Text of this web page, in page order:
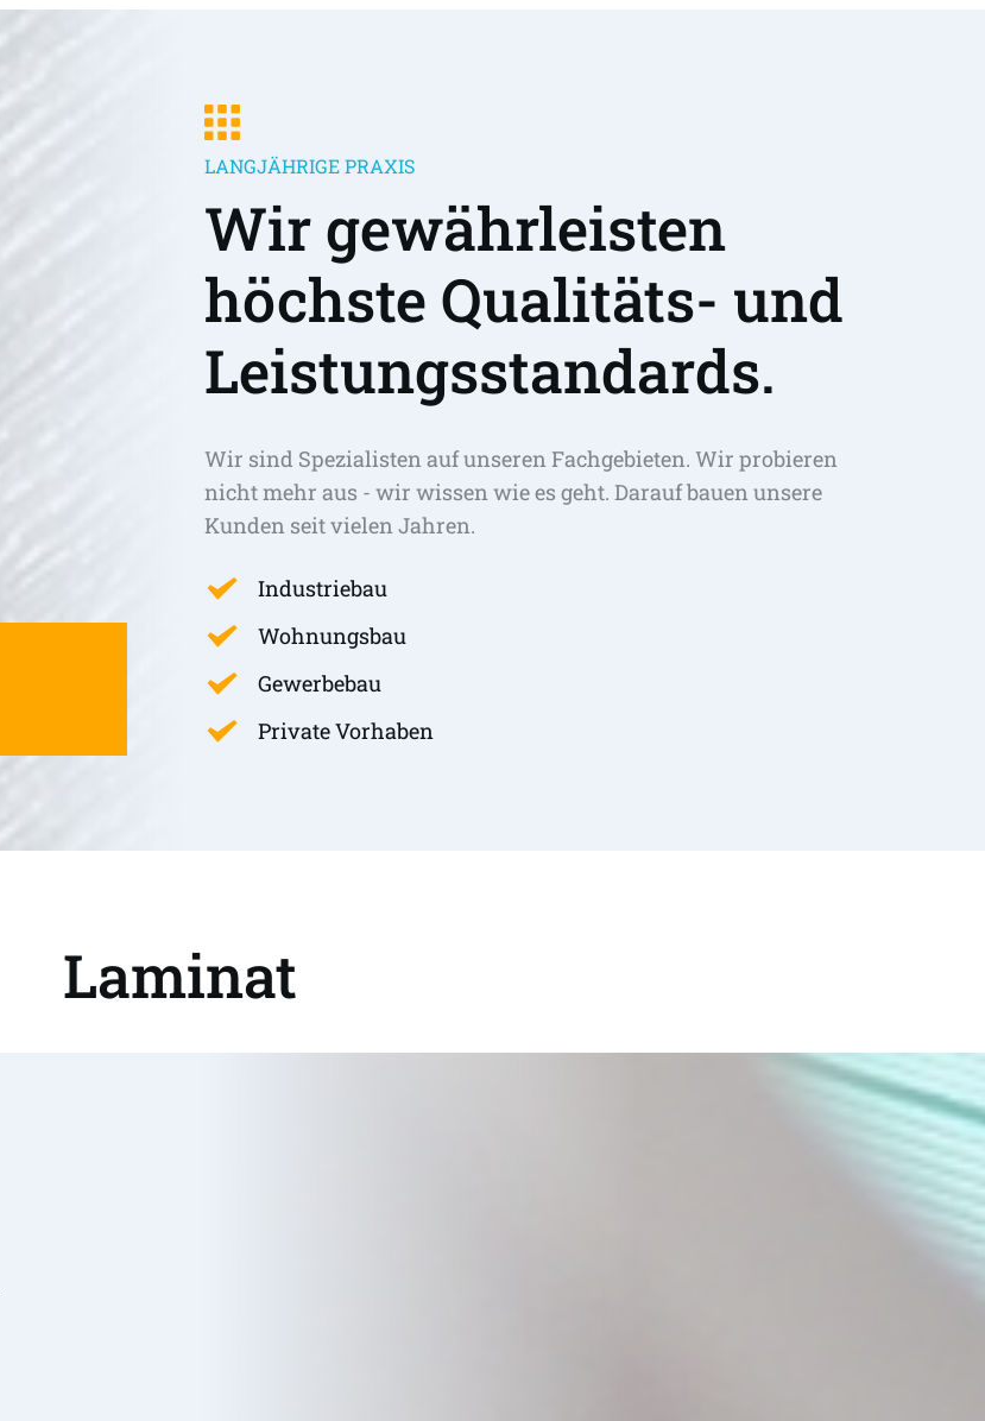
LANGJÄHRIGE PRAXIS
Wir gewährleisten
höchste Qualitäts- und
Leistungsstandards.
Wir sind Spezialisten auf unseren Fachgebieten. Wir probieren
nicht mehr aus - wir wissen wie es geht. Darauf bauen unsere
Kunden seit vielen Jahren.
Industriebau
Wohnungsbau
Gewerbebau
Private Vorhaben
Laminat